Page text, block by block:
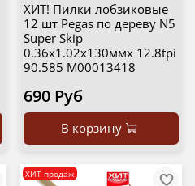
ХИТ! Пилки лобзиковые
12 шт Pegas по дереву N5
Super Skip
0.36х1.02х130ммх 12.8tpi
90.585 М00013418
690 Руб
В корзину
ХИТ продаж